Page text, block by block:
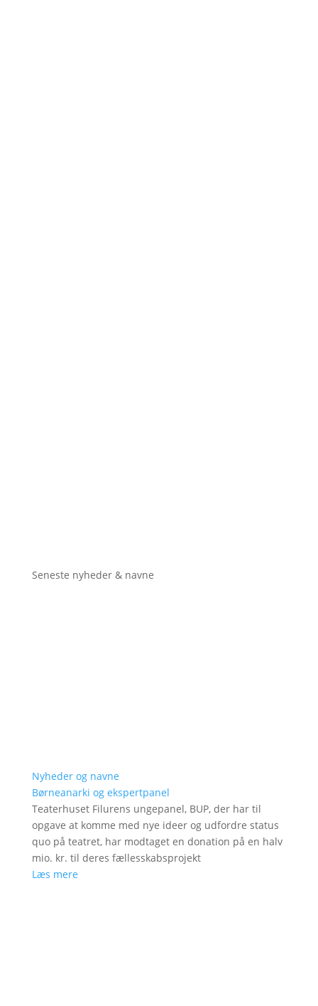
Seneste nyheder & navne
Nyheder og navne
Børneanarki og ekspertpanel
Teaterhuset Filurens ungepanel, BUP, der har til
opgave at komme med nye ideer og udfordre status
quo på teatret, har modtaget en donation på en halv
mio. kr. til deres fællesskabsprojekt
Læs mere